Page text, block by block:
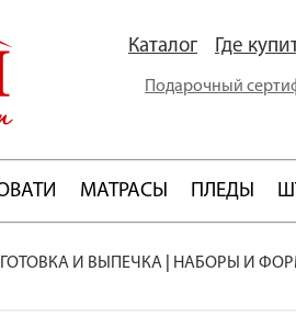
Каталог Где
Подарочный
МАТРАСЫ ПЛЕДЫ
ГОТОВКА И ВЫПЕЧКА НАБОРЫ И